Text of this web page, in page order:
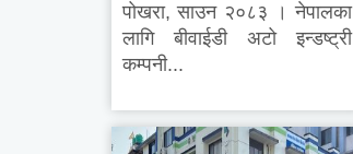
पोखरा, साउन २०८३ । नेपालका
लागि बीवाईडी अटो इन्डष्ट्री
कम्पनी...